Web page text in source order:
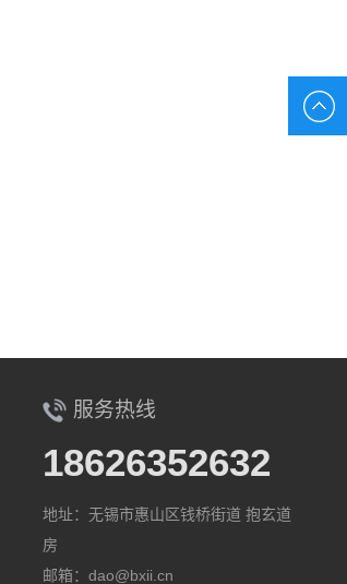
服务热线
18626352632
地址：无锡市惠山区钱桥街道 抱玄道
房
邮箱：dao@bxii.cn